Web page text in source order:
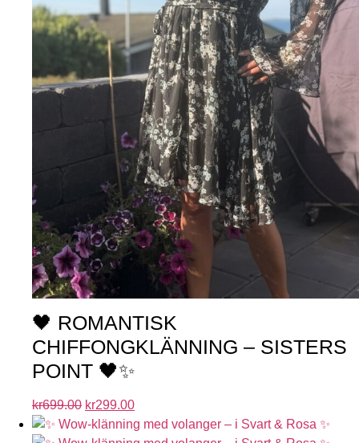
🖤 ROMANTISK
CHIFFONGKLÄNNING – SISTERS
POINT 🖤✨
kr699.00 kr299.00